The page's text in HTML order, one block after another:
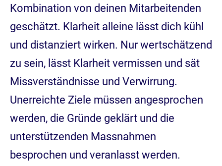
Kombination von deinen Mitarbeitenden
geschätzt. Klarheit alleine lässt dich kühl
und distanziert wirken. Nur wertschätzend
zu sein, lässt Klarheit vermissen und sät
Missverständnisse und Verwirrung.
Unerreichte Ziele müssen angesprochen
werden, die Gründe geklärt und die
unterstützenden Massnahmen
besprochen und veranlasst werden.